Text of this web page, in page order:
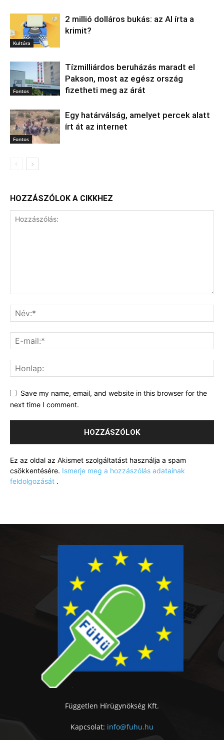
Kultúra
2 millió dolláros bukás: az AI írta a
krimit?
Fontos
Tízmilliárdos beruházás maradt el
Pakson, most az egész ország
fizetheti meg az árát
Fontos
Egy határválság, amelyet percek alatt
írt át az internet
HOZZÁSZÓLOK A CIKKHEZ
Save my name, email, and website in this browser for the
next time I comment.
Ez az oldal az Akismet szolgáltatást használja a spam
csökkentésére. Ismerje meg a hozzászólás adatainak
feldolgozását .
Független Hírügynökség Kft.
Kapcsolat: info@fuhu.hu